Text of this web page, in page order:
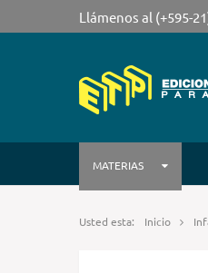
Llámenos al (+595-
MATERIAS
Usted esta: Inicio